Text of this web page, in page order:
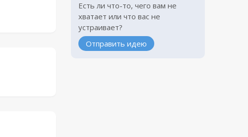
Есть ли что-то, чего вам не
хватает или что вас не
устраивает?
Отправить идею